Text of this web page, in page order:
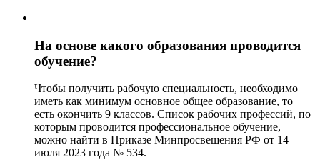
На основе какого образования проводится
обучение?
Чтобы получить рабочую специальность, необходимо
иметь как минимум основное общее образование, то
есть окончить 9 классов. Список рабочих профессий, по
которым проводится профессиональное обучение,
можно найти в Приказе Минпросвещения РФ от 14
июля 2023 года № 534.